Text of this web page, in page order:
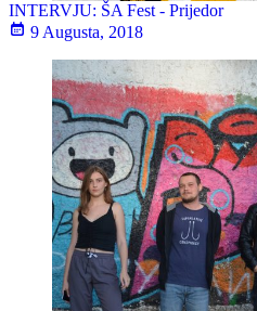
INTERVJU: ŠA Fest - Prijedor
9 Augusta, 2018